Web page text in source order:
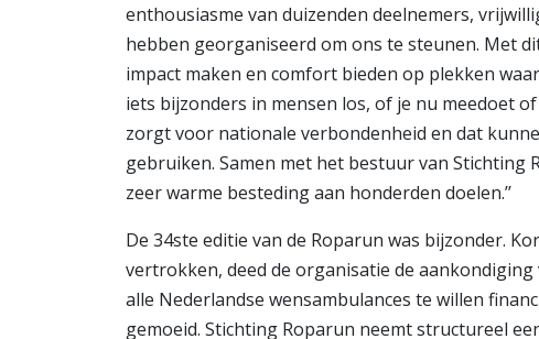
enthousiasme van duizenden deelnemers,
hebben georganiseerd om ons te steunen. Met
impact maken en comfort bieden op plekken
iets bijzonders in mensen los, of je nu meedoet
zorgt voor nationale verbondenheid en dat
gebruiken. Samen met het bestuur van
zeer warme besteding aan honderden doelen.’’
De 34ste editie van de Roparun was bijzonder.
vertrokken, deed de organisatie de
alle Nederlandse wensambulances te willen
gemoeid. Stichting Roparun neemt structureel